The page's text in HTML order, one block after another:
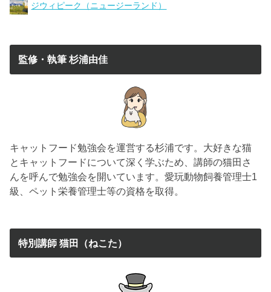
ジウィピーク（ニュージーランド）
監修・執筆 杉浦由佳
キャットフード勉強会を運営する杉浦です。大好きな猫
とキャットフードについて深く学ぶため、講師の猫田さ
んを呼んで勉強会を開いています。愛玩動物飼養管理士1
級、ペット栄養管理士等の資格を取得。
特別講師 猫田（ねこた）